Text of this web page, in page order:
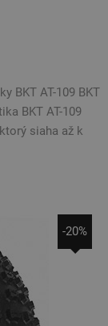
BKT AT-109 BKT
BKT AT-109
siaha až k
-20%